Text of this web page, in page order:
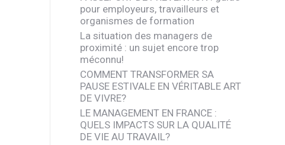
pour employeurs, travailleurs et
organismes de formation
La situation des managers de
proximité : un sujet encore trop
méconnu!
COMMENT TRANSFORMER SA
PAUSE ESTIVALE EN VÉRITABLE ART
DE VIVRE?
LE MANAGEMENT EN FRANCE :
QUELS IMPACTS SUR LA QUALITÉ
DE VIE AU TRAVAIL?